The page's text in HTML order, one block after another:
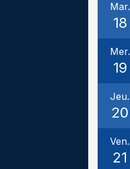
Mar.
18
Mer.
19
Jeu.
20
Ven.
21